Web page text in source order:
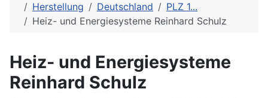
Herstellung
Deutschland
PLZ 1...
Heiz- und Energiesysteme Reinhard Schulz
Heiz- und Energiesysteme
Reinhard Schulz